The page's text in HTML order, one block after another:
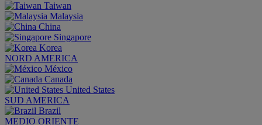
Taiwan
Malaysia
China
Singapore
Korea
NORD AMERICA
México
Canada
United States
SUD AMERICA
Brazil
MEDIO ORIENTE